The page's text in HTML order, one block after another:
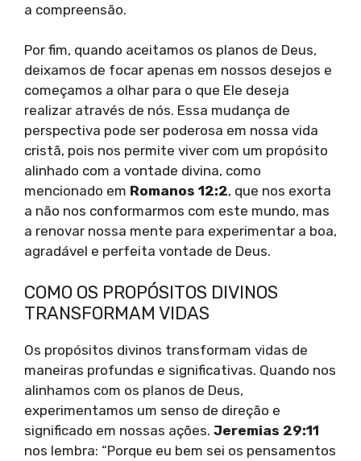
a compreensão.
Por fim, quando aceitamos os planos de Deus,
deixamos de focar apenas em nossos desejos e
começamos a olhar para o que Ele deseja
realizar através de nós. Essa mudança de
perspectiva pode ser poderosa em nossa vida
cristã, pois nos permite viver com um propósito
alinhado com a vontade divina, como
mencionado em Romanos 12:2, que nos exorta
a não nos conformarmos com este mundo, mas
a renovar nossa mente para experimentar a boa,
agradável e perfeita vontade de Deus.
COMO OS PROPÓSITOS DIVINOS
TRANSFORMAM VIDAS
Os propósitos divinos transformam vidas de
maneiras profundas e significativas. Quando nos
alinhamos com os planos de Deus,
experimentamos um senso de direção e
significado em nossas ações. Jeremias 29:11
nos lembra: “Porque eu bem sei os pensamentos